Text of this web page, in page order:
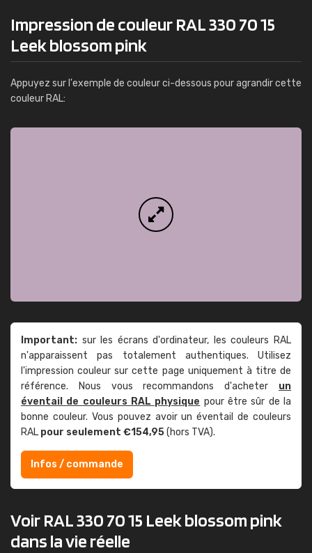
Impression de couleur RAL 330 70 15
Leek blossom pink
Appuyez sur l'exemple de couleur ci-dessous pour agrandir cette
couleur RAL:
Important: sur les écrans d'ordinateur, les couleurs RAL
n'apparaissent pas totalement authentiques. Utilisez
l'impression couleur sur cette page uniquement à titre de
référence. Nous vous recommandons d'acheter un
éventail de couleurs RAL physique pour être sûr de la
bonne couleur. Vous pouvez avoir un éventail de couleurs
RAL pour seulement €154,95(hors TVA).
Infos / commande
Voir RAL 330 70 15 Leek blossom pink
dans la vie réelle